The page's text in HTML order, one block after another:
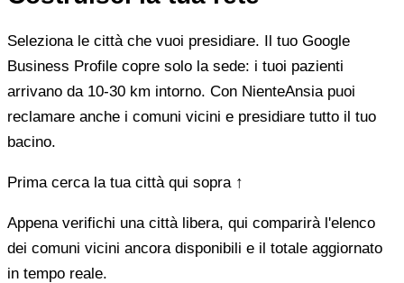
Seleziona le città che vuoi presidiare. Il tuo Google
Business Profile copre solo la sede: i tuoi pazienti
arrivano da 10-30 km intorno. Con NienteAnsia puoi
reclamare anche i comuni vicini e presidiare tutto il tuo
bacino.
Prima cerca la tua città qui sopra ↑
Appena verifichi una città libera, qui comparirà l'elenco
dei comuni vicini ancora disponibili e il totale aggiornato
in tempo reale.